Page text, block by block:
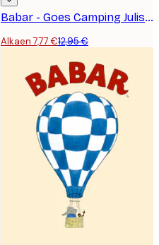
Babar - Goes Camping Juliste
Alkaen 7,77 €12,95 €